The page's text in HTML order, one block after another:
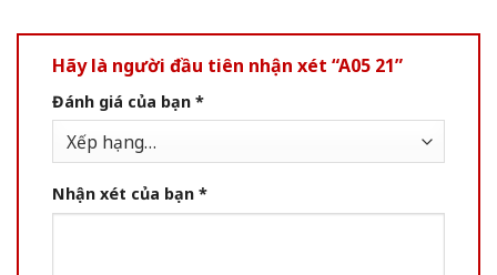
Hãy là người đầu tiên nhận xét “A05 21”
Đánh giá của bạn *
Nhận xét của bạn *